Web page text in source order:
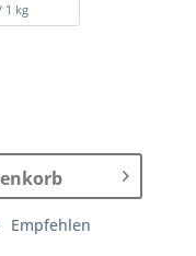
1 kg
Empfehlen